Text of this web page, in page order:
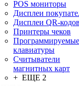
POS мониторы
Дисплеи
Дисплеи QR-
Принтеры чеков
Программируемые
клавиатуры
Считыватели
магнитных карт
+ ЕЩЕ 2